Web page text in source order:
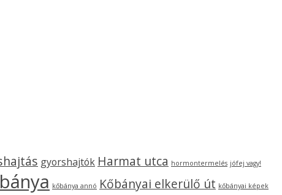
gyorshajtók Harmat utca hormontermelés jófej vagy!
kőbánya annó Kőbányai elkerülő út kőbányai képek